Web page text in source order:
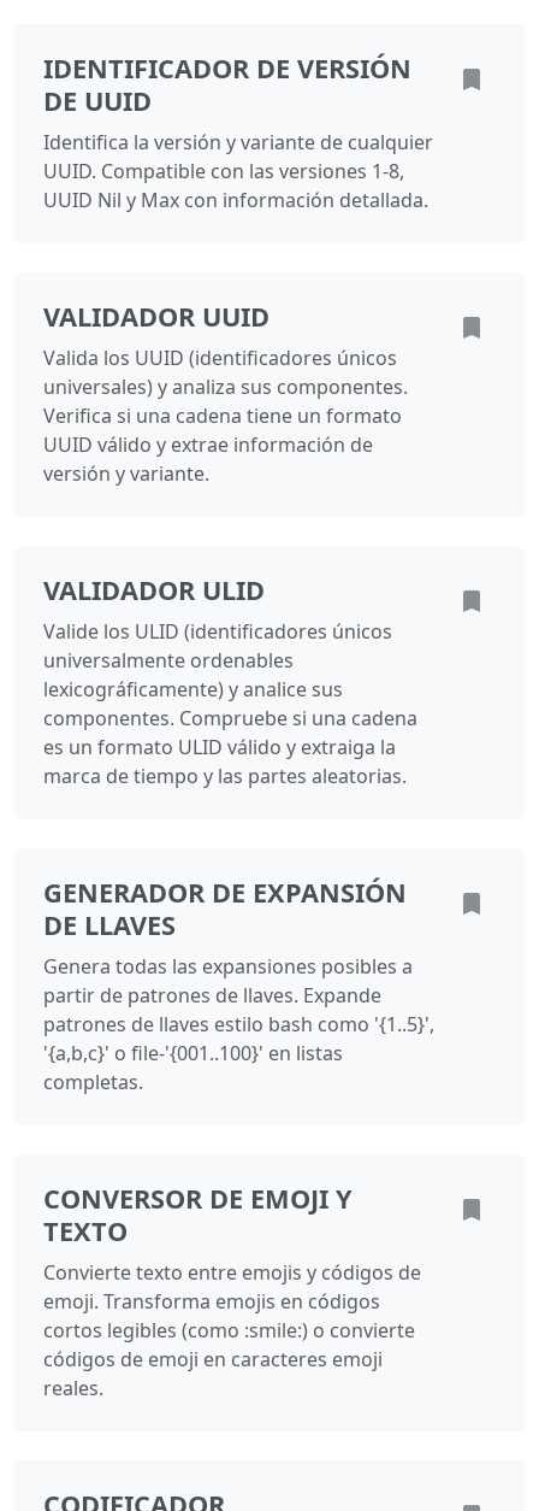
IDENTIFICADOR DE VERSIÓN
DE UUID
Identifica la versión y variante de cualquier
UUID. Compatible con las versiones 1-8,
UUID Nil y Max con información detallada.
VALIDADOR UUID
Valida los UUID (identificadores únicos
universales) y analiza sus componentes.
Verifica si una cadena tiene un formato
UUID válido y extrae información de
versión y variante.
VALIDADOR ULID
Valide los ULID (identificadores únicos
universalmente ordenables
lexicográficamente) y analice sus
componentes. Compruebe si una cadena
es un formato ULID válido y extraiga la
marca de tiempo y las partes aleatorias.
GENERADOR DE EXPANSIÓN
DE LLAVES
Genera todas las expansiones posibles a
partir de patrones de llaves. Expande
patrones de llaves estilo bash como '{1..5}',
'{a,b,c}' o file-'{001..100}' en listas
completas.
CONVERSOR DE EMOJI Y
TEXTO
Convierte texto entre emojis y códigos de
emoji. Transforma emojis en códigos
cortos legibles (como :smile:) o convierte
códigos de emoji en caracteres emoji
reales.